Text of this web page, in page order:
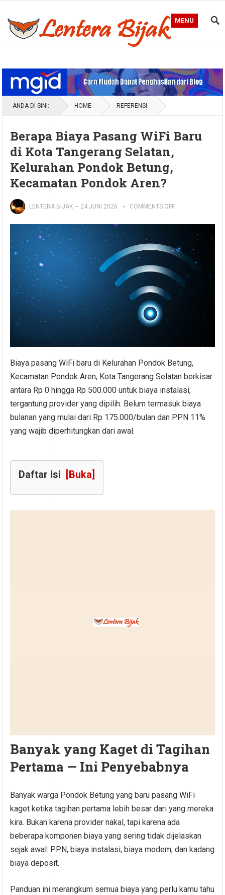
MENU
ANDA DI SINI: HOME REFERENSI
Berapa Biaya Pasang WiFi Baru
di Kota Tangerang Selatan,
Kelurahan Pondok Betung,
Kecamatan Pondok Aren?
LENTERA BIJAK — 24 JUNI 2026 COMMENTS OFF
Biaya pasang WiFi baru di Kelurahan Pondok Betung,
Kecamatan Pondok Aren, Kota Tangerang Selatan berkisar
antara Rp 0 hingga Rp 500.000 untuk biaya instalasi,
tergantung provider yang dipilih. Belum termasuk biaya
bulanan yang mulai dari Rp 175.000/bulan dan PPN 11%
yang wajib diperhitungkan dari awal.
Daftar Isi [Buka]
Banyak yang Kaget di Tagihan
Pertama — Ini Penyebabnya
Banyak warga Pondok Betung yang baru pasang WiFi
kaget ketika tagihan pertama lebih besar dari yang mereka
kira. Bukan karena provider nakal, tapi karena ada
beberapa komponen biaya yang sering tidak dijelaskan
sejak awal: PPN, biaya instalasi, biaya modem, dan kadang
biaya deposit.
Panduan ini merangkum semua biaya yang perlu kamu tahu